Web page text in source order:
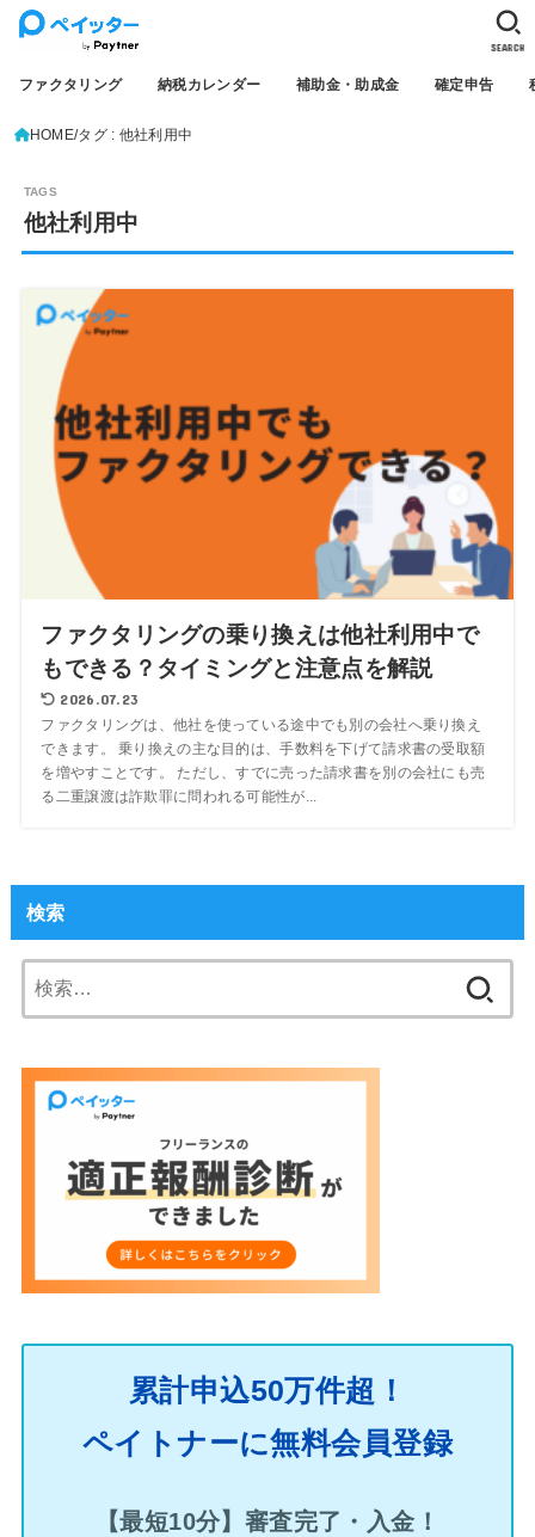
ファクタリング 納税カレンダー 補助金・助成金 確定申告
SEARCH
HOME タグ : 他社利用中
他社利用中
ファクタリングの乗り換えは他社利用中で
もできる？タイミングと注意点を解説
2026.07.23
ファクタリングは、他社を使っている途中でも別の会社へ乗り換え
できます。 乗り換えの主な目的は、手数料を下げて請求書の受取額
を増やすことです。 ただし、すでに売った請求書を別の会社にも売
る二重譲渡は詐欺罪に問われる可能性が...
検索
索:
累計申込50万件超！
ペイトナーに無料会員登録
【最短10分】審査完了・入金！